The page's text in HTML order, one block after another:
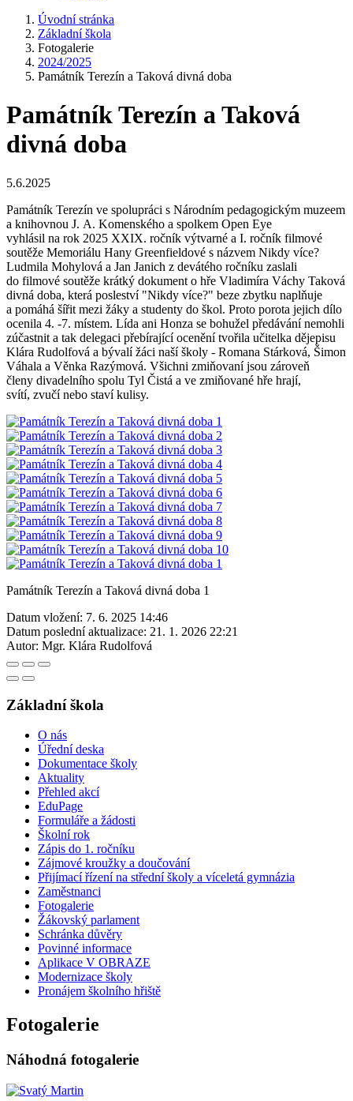
Úvodní stránka
Základní škola
Fotogalerie
2024/2025
Památník Terezín a Taková divná doba
Památník Terezín a Taková
divná doba
5.6.2025
Památník Terezín ve spolupráci s Národním pedagogickým muzeem
a knihovnou J. A. Komenského a spolkem Open Eye
vyhlásil na rok 2025 XXIX. ročník výtvarné a I. ročník filmové
soutěže Memoriálu Hany Greenfieldové s názvem Nikdy více?
Ludmila Mohylová a Jan Janich z devátého ročníku zaslali
do filmové soutěže krátký dokument o hře Vladimíra Váchy Taková
divná doba, která posleství "Nikdy více?" beze zbytku naplňuje
a pomáhá šířit mezi žáky a studenty do škol. Proto porota jejich dílo
ocenila 4. -7. místem. Lída ani Honza se bohužel předávání nemohli
zúčastnit a tak delegaci přebírající ocenění tvořila učitelka dějepisu
Klára Rudolfová a bývalí žáci naší školy - Romana Stárková, Šimon
Váhala a Věnka Razýmová. Všichni zmiňovaní jsou zároveň
členy divadelního spolu Tyl Čistá a ve zmiňované hře hrají,
svítí, zvučí nebo staví kulisy.
Památník Terezín a Taková divná doba 1
Datum vložení: 7. 6. 2025 14:46
Datum poslední aktualizace: 21. 1. 2026 22:21
Autor: Mgr. Klára Rudolfová
Základní škola
O nás
Úřední deska
Dokumentace školy
Aktuality
Přehled akcí
EduPage
Formuláře a žádosti
Školní rok
Zápis do 1. ročníku
Zájmové kroužky a doučování
Přijímací řízení na střední školy a víceletá gymnázia
Zaměstnanci
Fotogalerie
Žákovský parlament
Schránka důvěry
Povinné informace
Aplikace V OBRAZE
Modernizace školy
Pronájem školního hřiště
Fotogalerie
Náhodná fotogalerie